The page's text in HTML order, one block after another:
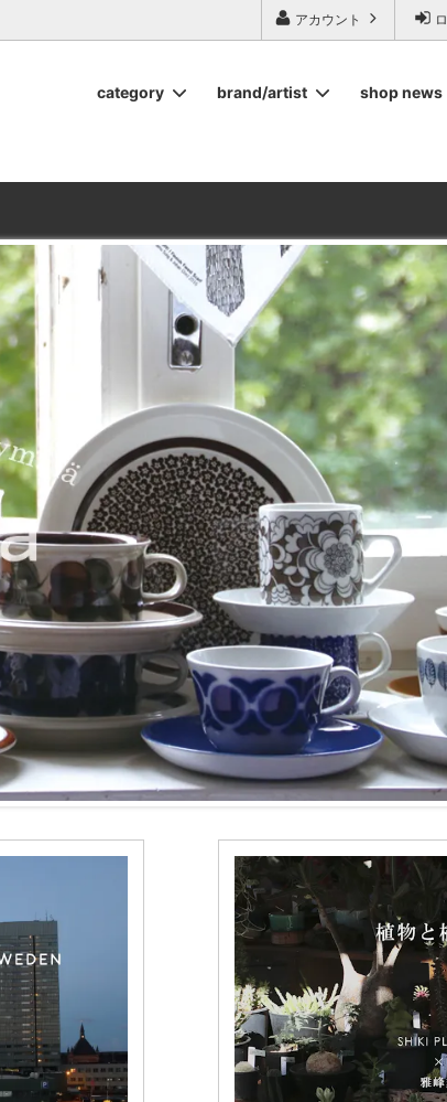
の北欧ヴィンテージ食器,雅峰窯やソルテグラスジュエリー
アカウント
category brand/artist
COMPANY FINLAND
Kankurit kauniste
niime FIN ET AUDACE
風香原 山田浩之
大西雅文 丹文窯
末晴窯 市野ちさと 丹泉窯
丹山窯 森本靖之 丹満窯
シマタニ昇龍 syouryu
子
shop news